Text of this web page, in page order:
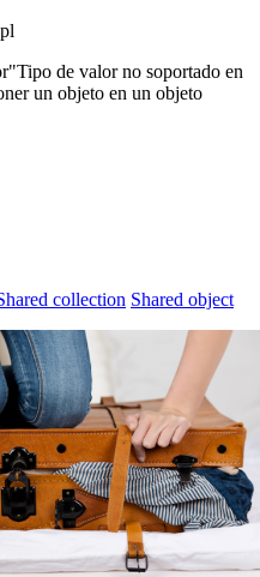
de valor no soportado en
un objeto en un objeto
collection Shared object